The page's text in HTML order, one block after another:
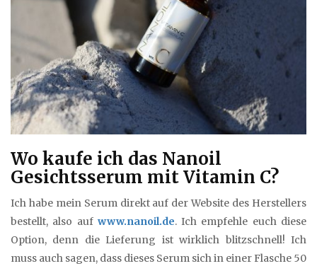
Wo kaufe ich das Nanoil
Gesichtsserum mit Vitamin C?
Ich habe mein Serum direkt auf der Website des Herstellers
bestellt, also auf www.nanoil.de. Ich empfehle euch diese
Option, denn die Lieferung ist wirklich blitzschnell! Ich
muss auch sagen, dass dieses Serum sich in einer Flasche 50